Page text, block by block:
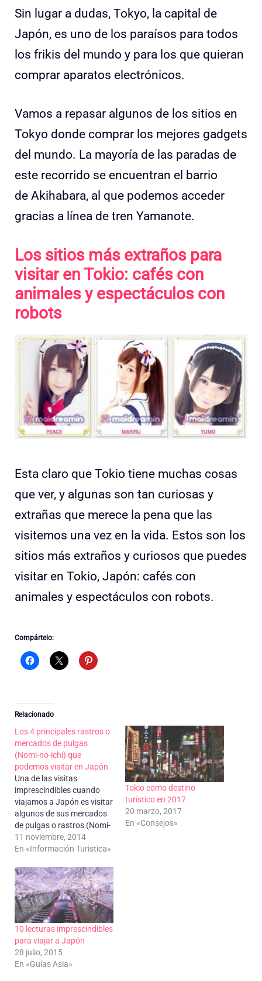
Sin lugar a dudas, Tokyo, la capital de
Japón, es uno de los paraísos para todos
los frikis del mundo y para los que quieran
comprar aparatos electrónicos.
Vamos a repasar algunos de los sitios en
Tokyo donde comprar los mejores gadgets
del mundo. La mayoría de las paradas de
este recorrido se encuentran el barrio
de Akihabara, al que podemos acceder
gracias a línea de tren Yamanote.
Los sitios más extraños para
visitar en Tokio: cafés con
animales y espectáculos con
robots
Esta claro que Tokio tiene muchas cosas
que ver, y algunas son tan curiosas y
extrañas que merece la pena que las
visitemos una vez en la vida. Estos son los
sitios más extraños y curiosos que puedes
visitar en Tokio, Japón: cafés con
animales y espectáculos con robots.
Compártelo:
Relacionado
Los 4 principales rastros o
mercados de pulgas
(Nomi-no-ichi) que
podemos visitar en Japón
Una de las visitas
imprescindibles cuando
viajamos a Japón es visitar
algunos de sus mercados
de pulgas o rastros (Nomi-
no-ichi) Los vamos a
encontrar en diferentes
principalmente dentro de
los recintos de templos y
santuarios. Suelen abrir
pronto por la mañana y
estan abiertos hasta el
final de…
11 noviembre, 2014
En «Información Turistica»
Tokio como destino
turístico en 2017
20 marzo, 2017
En «Consejos»
10 lecturas imprescindibles
para viajar a Japón
28 julio, 2015
En «Guías Asia»